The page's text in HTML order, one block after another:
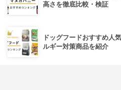
高さを徹底比較・検証
ドッグフードおすすめ人
ルギー対策商品を紹介